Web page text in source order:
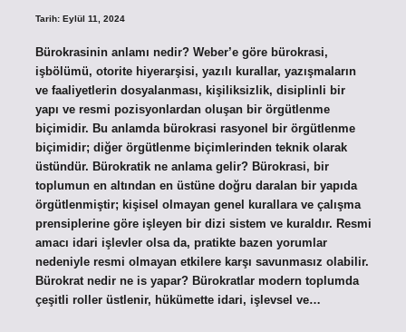
Tarih: Eylül 11, 2024
Bürokrasinin anlamı nedir? Weber’e göre bürokrasi,
işbölümü, otorite hiyerarşisi, yazılı kurallar, yazışmaların
ve faaliyetlerin dosyalanması, kişiliksizlik, disiplinli bir
yapı ve resmi pozisyonlardan oluşan bir örgütlenme
biçimidir. Bu anlamda bürokrasi rasyonel bir örgütlenme
biçimidir; diğer örgütlenme biçimlerinden teknik olarak
üstündür. Bürokratik ne anlama gelir? Bürokrasi, bir
toplumun en altından en üstüne doğru daralan bir yapıda
örgütlenmiştir; kişisel olmayan genel kurallara ve çalışma
prensiplerine göre işleyen bir dizi sistem ve kuraldır. Resmi
amacı idari işlevler olsa da, pratikte bazen yorumlar
nedeniyle resmi olmayan etkilere karşı savunmasız olabilir.
Bürokrat nedir ne is yapar? Bürokratlar modern toplumda
çeşitli roller üstlenir, hükümette idari, işlevsel ve…